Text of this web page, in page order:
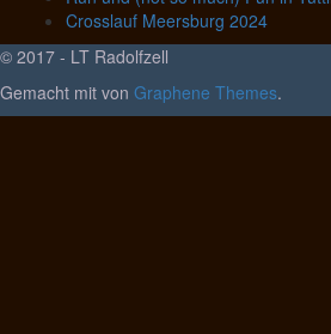
Crosslauf Meersburg 2024
© 2017 - LT Radolfzell
Gemacht mit von Graphene Themes.